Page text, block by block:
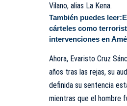
Vilano, alias La Kena.
También puedes leer:
cárteles como
intervenciones en
Ahora, Evaristo Cruz
años tras las rejas, su
definida su sentencia
mientras que el hombre